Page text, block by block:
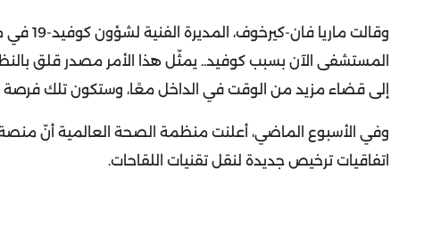
وقالت
المستشفى الآن بسبب كوفيد.. يمثّل هذا الأمر مصدر قلق
إلى قضاء مزيد من الوقت في الداخل معًا، وستكون تلك فرصة
اتفاقيات ترخيص جديدة لنقل تقنيات اللقاحات.